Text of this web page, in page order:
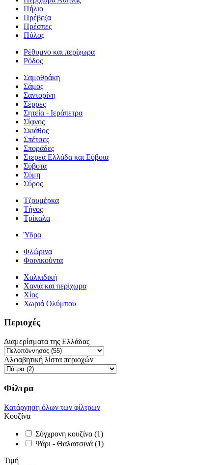
Πήλιο
Πρέβεζα
Πρέσπες
Πύλος
Ρέθυμνο και περίχωρα
Ρόδος
Σαμοθράκη
Σάμος
Σαντορίνη
Σέρρες
Σητεία - Ιεράπετρα
Σίφνος
Σκιάθος
Σπέτσες
Σποράδες
Στερεά Ελλάδα και Εύβοια
Σύβοτα
Σύμη
Σύρος
Τζουμέρκα
Τήνος
Τρίκαλα
Ύδρα
Φλώρινα
Φοινικούντα
Χαλκιδική
Χανιά και περίχωρα
Χίος
Χωριά Ολύμπου
Περιοχές
Διαμερίσματα της Ελλάδας
Αλφαβητική λίστα περιοχών
Φίλτρα
Κατάργηση όλων των φίλτρων
Κουζίνα
Σύγχρονη κουζίνα (1)
Ψάρι - Θαλασσινά (1)
Τιμή